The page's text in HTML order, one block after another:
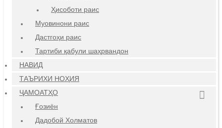
Ҳисоботи раис
Муовинони раис
Дастгоҳи раис
Тартиби қабули шаҳрвандон
НАВИД
ТАЪРИХИ НОҲИЯ
ҶАМОАТҲО
Ғозиён
Дадобой Холматов